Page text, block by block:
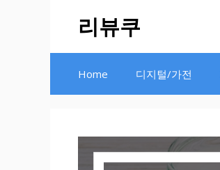
리뷰쿠
Home 디지털/가전